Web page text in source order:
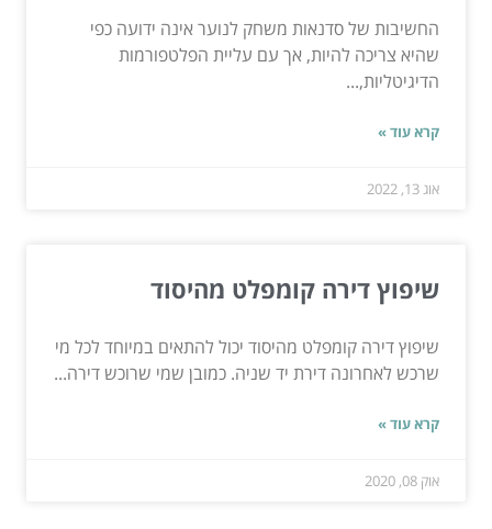
החשיבות של סדנאות משחק לנוער אינה ידועה כפי
שהיא צריכה להיות, אך עם עליית הפלטפורמות
הדיגיטליות,...
קרא עוד »
אוג 13, 2022
שיפוץ דירה קומפלט מהיסוד
שיפוץ דירה קומפלט מהיסוד יכול להתאים במיוחד לכל מי
שרכש לאחרונה דירת יד שניה. כמובן שמי שרוכש דירה...
קרא עוד »
אוק 08, 2020